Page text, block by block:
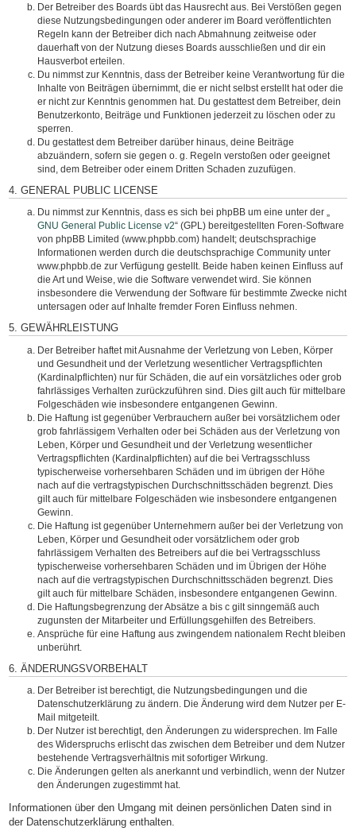
Der Betreiber des Boards übt das Hausrecht aus. Bei Verstößen gegen
diese Nutzungsbedingungen oder anderer im Board veröffentlichten
Regeln kann der Betreiber dich nach Abmahnung zeitweise oder
dauerhaft von der Nutzung dieses Boards ausschließen und dir ein
Hausverbot erteilen.
Du nimmst zur Kenntnis, dass der Betreiber keine Verantwortung für die
Inhalte von Beiträgen übernimmt, die er nicht selbst erstellt hat oder die
er nicht zur Kenntnis genommen hat. Du gestattest dem Betreiber, dein
Benutzerkonto, Beiträge und Funktionen jederzeit zu löschen oder zu
sperren.
Du gestattest dem Betreiber darüber hinaus, deine Beiträge
abzuändern, sofern sie gegen o. g. Regeln verstoßen oder geeignet
sind, dem Betreiber oder einem Dritten Schaden zuzufügen.
4. GENERAL PUBLIC LICENSE
Du nimmst zur Kenntnis, dass es sich bei phpBB um eine unter der „
GNU General Public License v2“ (GPL) bereitgestellten Foren-Software
von phpBB Limited (www.phpbb.com) handelt; deutschsprachige
Informationen werden durch die deutschsprachige Community unter
www.phpbb.de zur Verfügung gestellt. Beide haben keinen Einfluss auf
die Art und Weise, wie die Software verwendet wird. Sie können
insbesondere die Verwendung der Software für bestimmte Zwecke nicht
untersagen oder auf Inhalte fremder Foren Einfluss nehmen.
5. GEWÄHRLEISTUNG
Der Betreiber haftet mit Ausnahme der Verletzung von Leben, Körper
und Gesundheit und der Verletzung wesentlicher Vertragspflichten
(Kardinalpflichten) nur für Schäden, die auf ein vorsätzliches oder grob
fahrlässiges Verhalten zurückzuführen sind. Dies gilt auch für mittelbare
Folgeschäden wie insbesondere entgangenen Gewinn.
Die Haftung ist gegenüber Verbrauchern außer bei vorsätzlichem oder
grob fahrlässigem Verhalten oder bei Schäden aus der Verletzung von
Leben, Körper und Gesundheit und der Verletzung wesentlicher
Vertragspflichten (Kardinalpflichten) auf die bei Vertragsschluss
typischerweise vorhersehbaren Schäden und im übrigen der Höhe
nach auf die vertragstypischen Durchschnittsschäden begrenzt. Dies
gilt auch für mittelbare Folgeschäden wie insbesondere entgangenen
Gewinn.
Die Haftung ist gegenüber Unternehmern außer bei der Verletzung von
Leben, Körper und Gesundheit oder vorsätzlichem oder grob
fahrlässigem Verhalten des Betreibers auf die bei Vertragsschluss
typischerweise vorhersehbaren Schäden und im Übrigen der Höhe
nach auf die vertragstypischen Durchschnittsschäden begrenzt. Dies
gilt auch für mittelbare Schäden, insbesondere entgangenen Gewinn.
Die Haftungsbegrenzung der Absätze a bis c gilt sinngemäß auch
zugunsten der Mitarbeiter und Erfüllungsgehilfen des Betreibers.
Ansprüche für eine Haftung aus zwingendem nationalem Recht bleiben
unberührt.
6. ÄNDERUNGSVORBEHALT
Der Betreiber ist berechtigt, die Nutzungsbedingungen und die
Datenschutzerklärung zu ändern. Die Änderung wird dem Nutzer per E-
Mail mitgeteilt.
Der Nutzer ist berechtigt, den Änderungen zu widersprechen. Im Falle
des Widerspruchs erlischt das zwischen dem Betreiber und dem Nutzer
bestehende Vertragsverhältnis mit sofortiger Wirkung.
Die Änderungen gelten als anerkannt und verbindlich, wenn der Nutzer
den Änderungen zugestimmt hat.
Informationen über den Umgang mit deinen persönlichen Daten sind in
der Datenschutzerklärung enthalten.